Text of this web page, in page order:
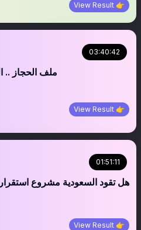
View Result 👉
03:40:42
ملف الحجاز ..
View Result 👉
01:51:11
هل تقود السعودية مشروع
View Result 👉